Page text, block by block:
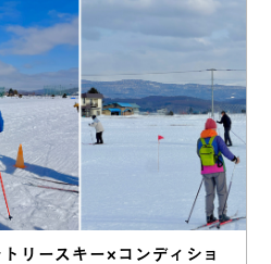
リースキー×コンディショ